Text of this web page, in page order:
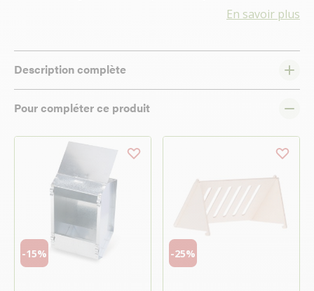
En savoir plus
Description complète
Pour compléter ce produit
-15% -25%